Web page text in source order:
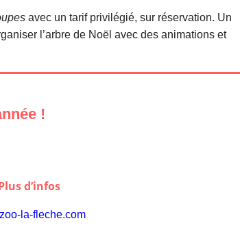
avec un tarif privilégié, sur réservation. Un
l’arbre de Noël avec des animations et
!
d’infos
la-fleche.com